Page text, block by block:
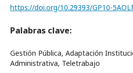
https://doi.org/10.29393/GP10-
Palabras clave:
Gestión Pública, Adaptación
Administrativa, Teletrabajo